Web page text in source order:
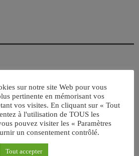
email
sur notre site Web pour vous
pertinente en mémorisant vos
vos visites. En cliquant sur « Tout
à l'utilisation de TOUS les
pouvez visiter les « Paramètres
un consentement contrôlé.
Tout accepter